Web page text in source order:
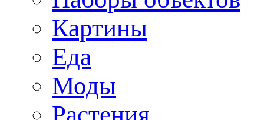
Картины
Еда
Моды
Растения